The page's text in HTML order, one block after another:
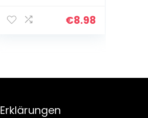
Aufklebern
€8.98
Erklärungen